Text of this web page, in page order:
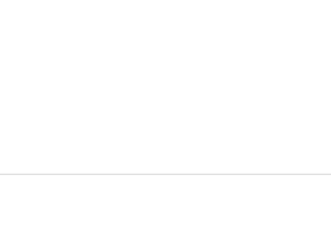
Alessandro Amadei